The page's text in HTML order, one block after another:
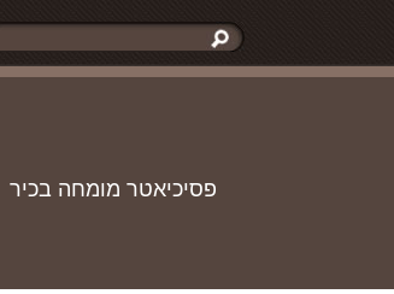
פסיכיאטר מומחה בכיר